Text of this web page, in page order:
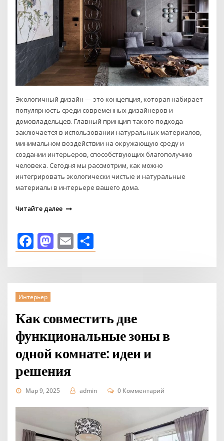
Экологичный дизайн — это концепция, которая набирает
популярность среди современных дизайнеров и
домовладельцев. Главный принцип такого подхода
заключается в использовании натуральных материалов,
минимальном воздействии на окружающую среду и
создании интерьеров, способствующих благополучию
человека. Сегодня мы рассмотрим, как можно
интегрировать экологически чистые и натуральные
материалы в интерьере вашего дома.
Читайте далее
Facebook
Mastodon
Email
Интерьер
Как совместить две
функциональные зоны в
одной комнате: идеи и
решения
Мар 9, 2025 admin 0 Комментарий